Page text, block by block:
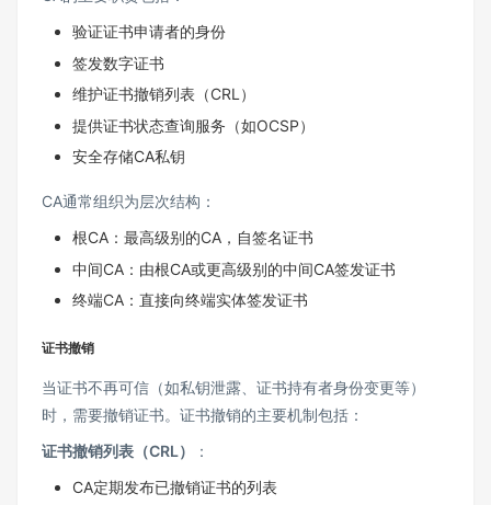
验证证书申请者的身份
签发数字证书
维护证书撤销列表（CRL）
提供证书状态查询服务（如OCSP）
安全存储CA私钥
CA通常组织为层次结构：
根CA：最高级别的CA，自签名证书
中间CA：由根CA或更高级别的中间CA签发证书
终端CA：直接向终端实体签发证书
证书撤销
当证书不再可信（如私钥泄露、证书持有者身份变更等）
时，需要撤销证书。证书撤销的主要机制包括：
证书撤销列表（CRL）
：
CA定期发布已撤销证书的列表